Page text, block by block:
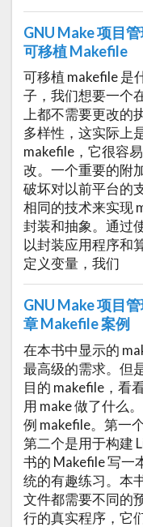
GNU Make 项目
可移植 Makefile
可移植 makefile 是
子，我们想要一个
上都不需要更改的
多样性，这实际上
makefile，它很容
改。一个重要的附
破坏对以前平台的
相同的技术来实现
封装和抽象。通过
以封装应用程序和
定义变量，我们
GNU Make 项目
章 Makefile 案例
在本书中显示的
最高级的需求。但
目的 makefile，看
用 make 做了什么
例 makefile。第一
第二个是用于构建
书的 Makefile 写一
统的有趣练习。本
文件都需要不同的
行的真实程序，它